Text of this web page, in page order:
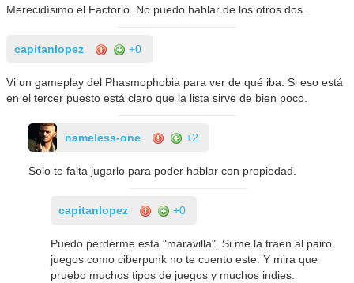
Merecidísimo el Factorio. No puedo hablar de los otros dos.
capitanlopez +0
Vi un gameplay del Phasmophobia para ver de qué iba. Si eso está
en el tercer puesto está claro que la lista sirve de bien poco.
nameless-one +2
Solo te falta jugarlo para poder hablar con propiedad.
capitanlopez +0
Puedo perderme está "maravilla". Si me la traen al pairo
juegos como ciberpunk no te cuento este. Y mira que
pruebo muchos tipos de juegos y muchos indies.